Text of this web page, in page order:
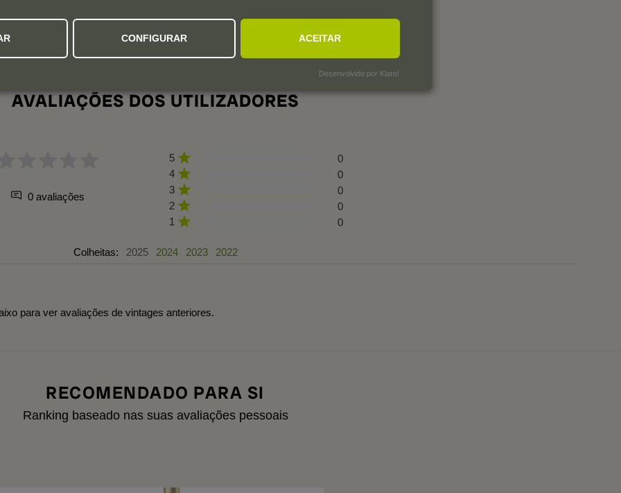
AVALIAÇÕES DOS UTILIZADORES
0 avaliações
5
0
4
0
3
0
2
0
1
0
Colheitas: 2025 2024 2023 2022
para ver avaliações de vintages anteriores.
RECOMENDADO PARA SI
Ranking baseado nas suas avaliações pessoais
CONFIGURAR ACEITAR
Desenvolvido por Klaro!